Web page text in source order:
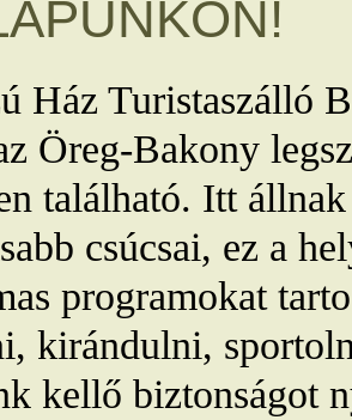
Ház Turistaszálló
Öreg-Bakony
található. Itt
csúcsai, ez a
programokat
kirándulni,
kellő biztonságot